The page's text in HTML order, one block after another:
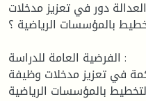
دور في تعزيز مدخلات
بالمؤسسات الرياضية ؟
الفرضية العامة للدراسة :
في تعزيز مدخلات وظيفة
بالمؤسسات الرياضية